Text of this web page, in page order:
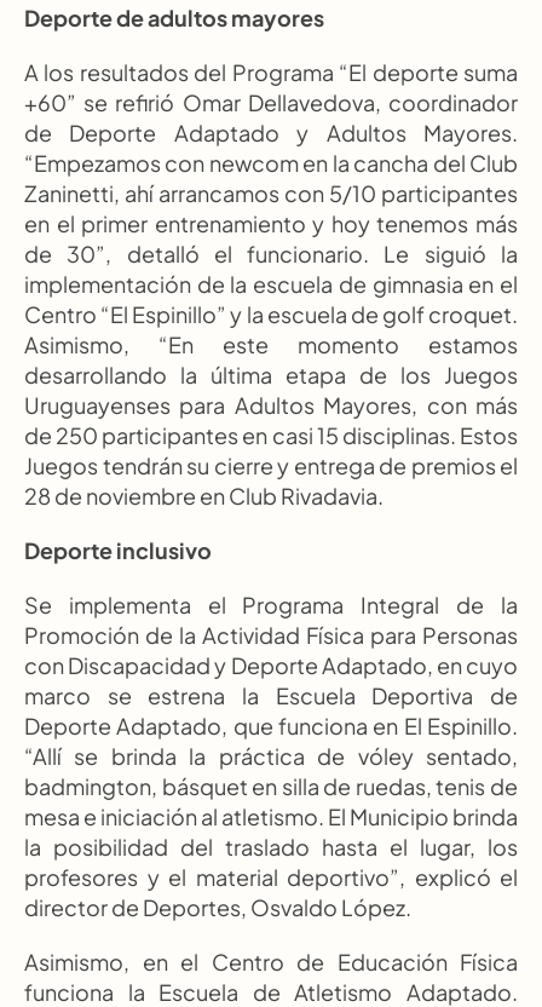
Deporte de adultos mayores
A los resultados del Programa “El deporte suma
+60” se refirió Omar Dellavedova, coordinador
de Deporte Adaptado y Adultos Mayores.
“Empezamos con newcom en la cancha del Club
Zaninetti, ahí arrancamos con 5/10 participantes
en el primer entrenamiento y hoy tenemos más
de 30”, detalló el funcionario. Le siguió la
implementación de la escuela de gimnasia en el
Centro “El Espinillo” y la escuela de golf croquet.
Asimismo, “En este momento estamos
desarrollando la última etapa de los Juegos
Uruguayenses para Adultos Mayores, con más
de 250 participantes en casi 15 disciplinas. Estos
Juegos tendrán su cierre y entrega de premios el
28 de noviembre en Club Rivadavia.
Deporte inclusivo
Se implementa el Programa Integral de la
Promoción de la Actividad Física para Personas
con Discapacidad y Deporte Adaptado, en cuyo
marco se estrena la Escuela Deportiva de
Deporte Adaptado, que funciona en El Espinillo.
“Allí se brinda la práctica de vóley sentado,
badmington, básquet en silla de ruedas, tenis de
mesa e iniciación al atletismo. El Municipio brinda
la posibilidad del traslado hasta el lugar, los
profesores y el material deportivo”, explicó el
director de Deportes, Osvaldo López.
Asimismo, en el Centro de Educación Física
funciona la Escuela de Atletismo Adaptado.